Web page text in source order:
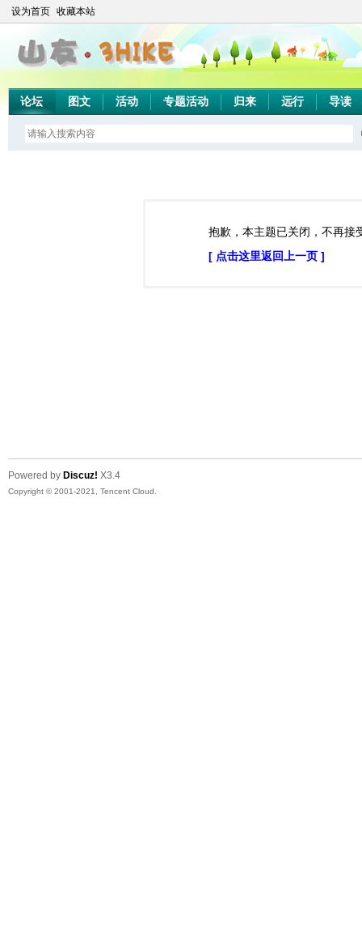
设为首页 收藏本站
论坛 图文 活动 专题活动 归来 远行 导读
抱歉，本主题已关闭，不再接
[ 点击这里返回上一页 ]
Powered by Discuz! X3.4
Copyright © 2001-2021, Tencent Cloud.